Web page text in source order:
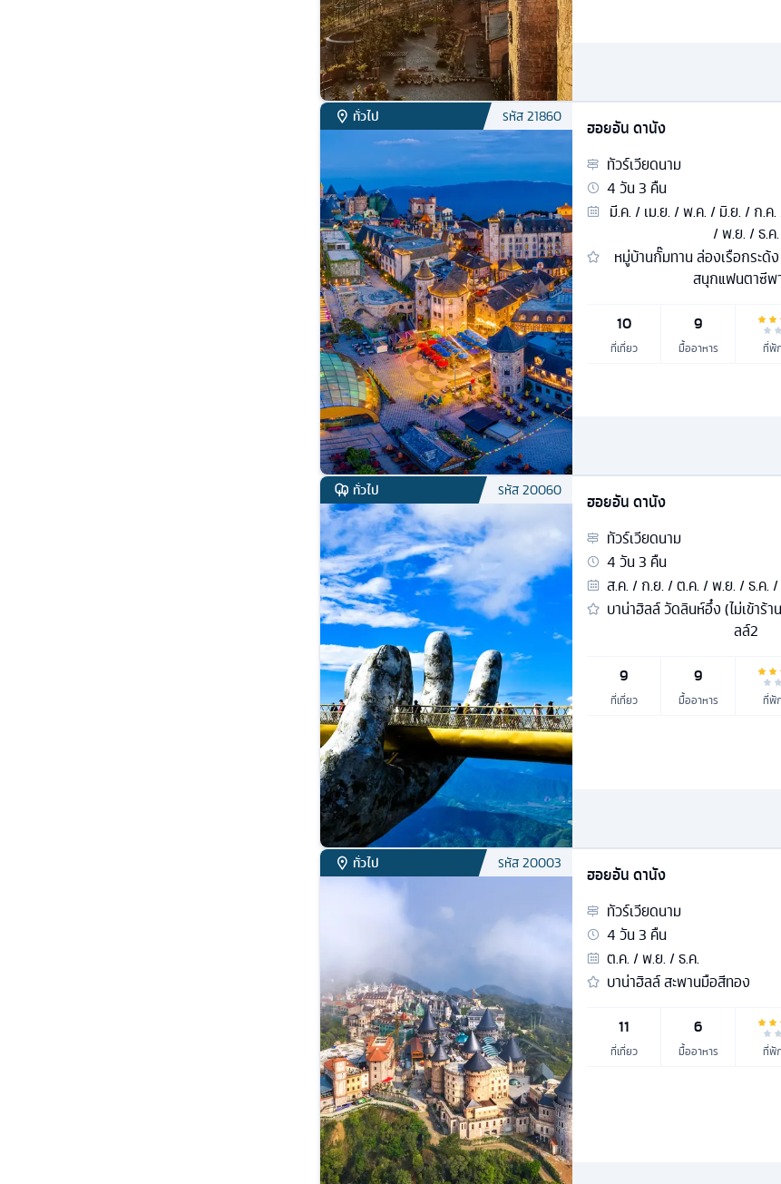
ทั่วไป รหัส21860
ฮอยอัน ดานัง
ทัวร์เวียดนาม
4วัน3 คืน
มี.ค. / เม.ย. / พ.ค. / มิ.ย. / ก.
/ พ.ย. / ธ.ค.
หมู่บ้านกั๊มทาน ล่องเรือกระ
สนุกแฟนตาซีพ
10
ที่เที่ยว
9
มื้ออาหาร ที่พั
ทั่วไป รหัส20060
ฮอยอัน ดานัง
ทัวร์เวียดนาม
4วัน3 คืน
ส.ค. / ก.ย. / ต.ค. / พ.ย. / ธ.ค.
บาน่าฮิลล์ วัดลินห์อึ๋ง (ไม่เข้าร้
ลล์2
9
ที่เที่ยว
9
มื้ออาหาร ที่พั
ทั่วไป รหัส20003
ฮอยอัน ดานัง
ทัวร์เวียดนาม
4วัน3 คืน
ต.ค. / พ.ย. / ธ.ค.
บาน่าฮิลล์ สะพานมือสีทอง
11
ที่เที่ยว
6
มื้ออาหาร ที่พั